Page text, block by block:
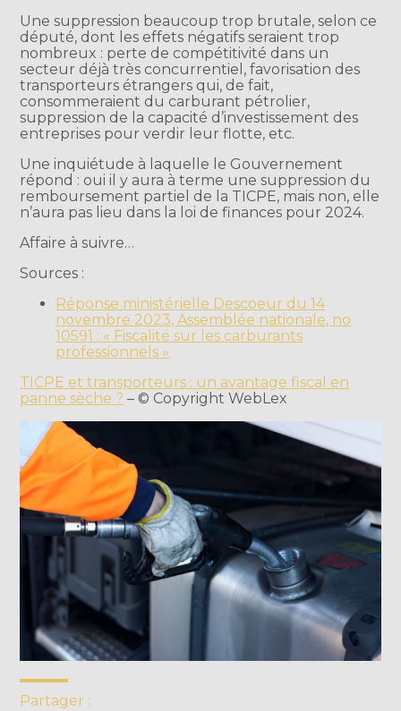
Une suppression beaucoup trop brutale, selon ce
député, dont les effets négatifs seraient trop
nombreux : perte de compétitivité dans un
secteur déjà très concurrentiel, favorisation des
transporteurs étrangers qui, de fait,
consommeraient du carburant pétrolier,
suppression de la capacité d’investissement des
entreprises pour verdir leur flotte, etc.
Une inquiétude à laquelle le Gouvernement
répond : oui il y aura à terme une suppression du
remboursement partiel de la TICPE, mais non, elle
n’aura pas lieu dans la loi de finances pour 2024.
Affaire à suivre…
Sources :
Réponse ministérielle Descoeur du 14
novembre 2023, Assemblée nationale, no
10591 : « Fiscalité sur les carburants
professionnels »
TICPE et transporteurs : un avantage fiscal en
panne sèche ? – © Copyright WebLex
Partager :